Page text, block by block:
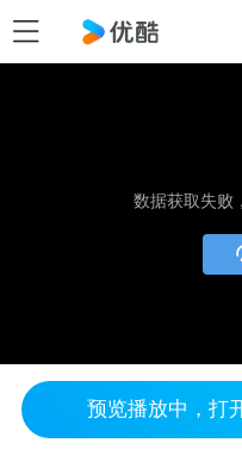
数据获取失败
预览播放中，打